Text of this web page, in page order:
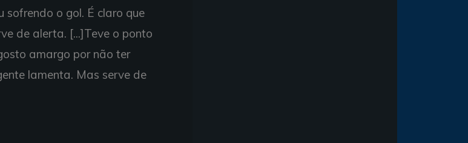
sofrendo o gol. É claro que
de alerta. [...]Teve o ponto
amargo por não ter
lamenta. Mas serve de